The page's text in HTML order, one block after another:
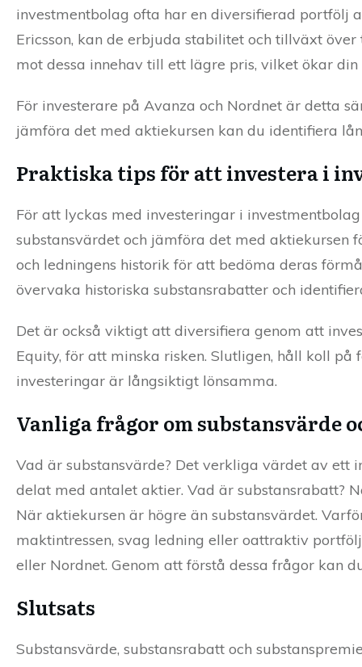
investmentbolag ofta har en diversifierad portfölj
Ericsson, kan de erbjuda stabilitet och tillväxt
mot dessa innehav till ett lägre pris, vilket ökar
För investerare på Avanza och Nordnet är detta
jämföra det med aktiekursen kan du identifiera
Praktiska tips för att investera i
För att lyckas med investeringar i
substansvärdet och jämföra det med
och ledningens historik för att bedöma deras
övervaka historiska substansrabatter och
Det är också viktigt att diversifiera genom att
Equity, för att minska risken. Slutligen, håll koll
investeringar är långsiktigt lönsamma.
Vanliga frågor om substansvärde
Vad är substansvärde? Det verkliga värdet av
delat med antalet aktier. Vad är substansrabatt?
När aktiekursen är högre än substansvärdet.
maktintressen, svag ledning eller oattraktiv
eller Nordnet. Genom att förstå dessa frågor kan
Slutsats
Substansvärde, substansrabatt och